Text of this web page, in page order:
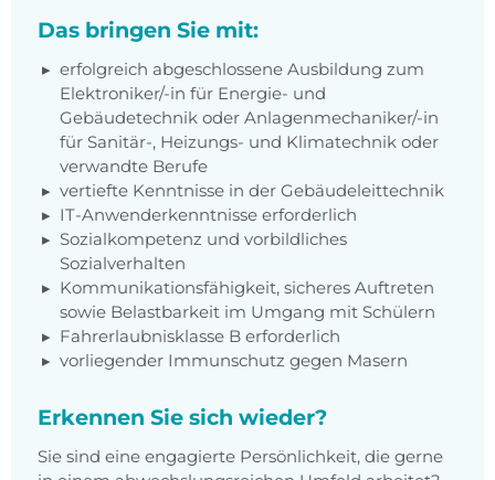
Das bringen Sie mit:
erfolgreich abgeschlossene Ausbildung zum
Elektroniker/-in für Energie- und
Gebäudetechnik oder Anlagenmechaniker/-in
für Sanitär-, Heizungs- und Klimatechnik oder
verwandte Berufe
vertiefte Kenntnisse in der Gebäudeleittechnik
IT-Anwenderkenntnisse erforderlich
Sozialkompetenz und vorbildliches
Sozialverhalten
Kommunikationsfähigkeit, sicheres Auftreten
sowie Belastbarkeit im Umgang mit Schülern
Fahrerlaubnisklasse B erforderlich
vorliegender Immunschutz gegen Masern
Erkennen Sie sich wieder?
Sie sind eine engagierte Persönlichkeit, die gerne